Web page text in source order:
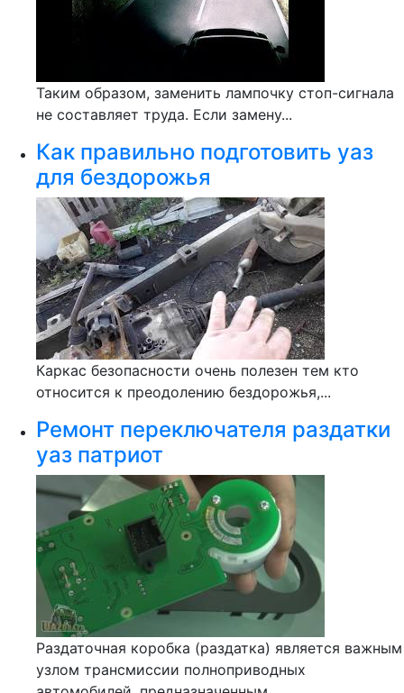
Таким образом, заменить лампочку стоп-сигнала
не составляет труда. Если замену...
Как правильно подготовить уаз
для бездорожья
Каркас безопасности очень полезен тем кто
относится к преодолению бездорожья,...
Ремонт переключателя раздатки
уаз патриот
Раздаточная коробка (раздатка) является важным
узлом трансмиссии полноприводных